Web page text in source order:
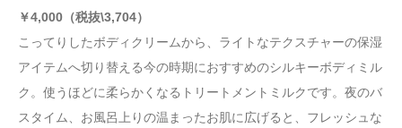
￥4,000 （税抜\3,704）
こってりしたボディクリームから、ライトなテクスチャーの保湿
アイテムへ切り替える今の時期におすすめのシルキーボディミル
ク。使うほどに柔らかくなるトリートメントミルクです。夜のバ
スタイム、お風呂上りの温まったお肌に広げると、フレッシュな